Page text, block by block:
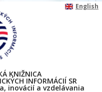
English
KNIŽNICA
INFORMÁCIÍ SR
inovácií a vzdelávania